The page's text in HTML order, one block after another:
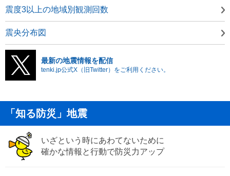
震度3以上の地域別観測回数
震央分布図
最新の地震情報を配信
tenki.jp公式X（旧Twitter）をご利用ください。
「知る防災」地震
いざという時にあわてないために
確かな情報と行動で防災力アップ